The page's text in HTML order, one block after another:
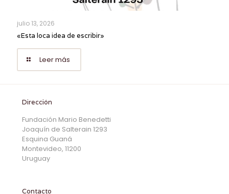
julio 13, 2026
«Esta loca idea de escribir»
Leer más
Dirección
Fundación Mario Benedetti
Joaquín de Salterain 1293
Esquina Guaná
Montevideo, 11200
Uruguay
Contacto